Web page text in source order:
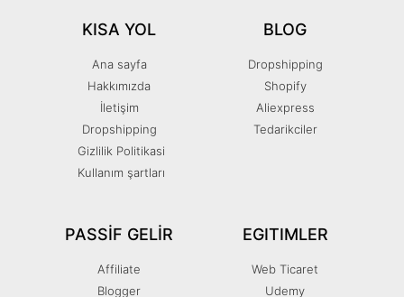
KISA YOL
Ana sayfa
Hakkımızda
İletişim
Dropshipping
Gizlilik Politikasi
Kullanım şartları
BLOG
Dropshipping
Shopify
Aliexpress
Tedarikciler
PASSIF GELIR
Affiliate
Blogger
EGITIMLER
Web Ticaret
Udemy